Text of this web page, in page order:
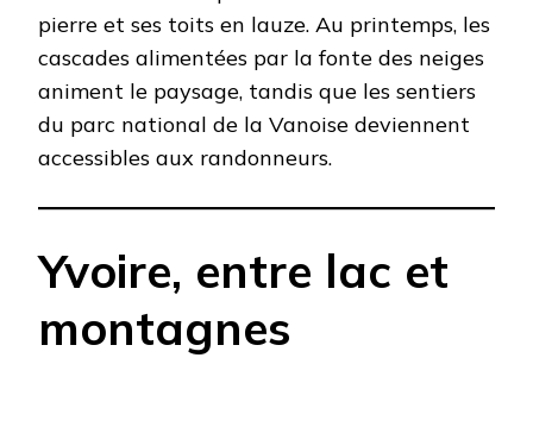
pierre et ses toits en lauze. Au printemps, les
cascades alimentées par la fonte des neiges
animent le paysage, tandis que les sentiers
du parc national de la Vanoise deviennent
accessibles aux randonneurs.​
Yvoire, entre lac et
montagnes